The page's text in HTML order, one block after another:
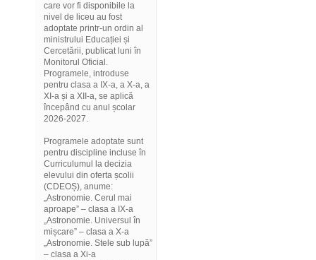
care vor fi disponibile la
nivel de liceu au fost
adoptate printr-un ordin al
ministrului Educației și
Cercetării, publicat luni în
Monitorul Oficial.
Programele, introduse
pentru clasa a IX-a, a X-a, a
XI-a și a XII-a, se aplică
începând cu anul școlar
2026-2027.
Programele adoptate sunt
pentru discipline incluse în
Curriculumul la decizia
elevului din oferta școlii
(CDEOȘ), anume:
„Astronomie. Cerul mai
aproape” – clasa a IX-a
„Astronomie. Universul în
mișcare” – clasa a X-a
„Astronomie. Stele sub lupă”
– clasa a Xi-a